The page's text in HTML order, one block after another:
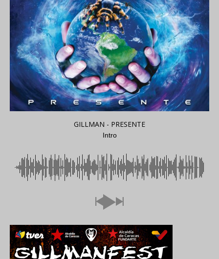
GILLMAN - PRESENTE
Intro